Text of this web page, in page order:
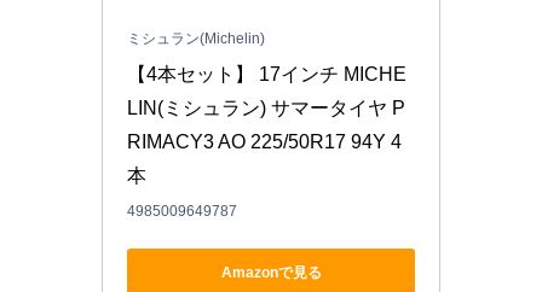
ミシュラン(Michelin)
【4本セット】 17インチ MICHE
LIN(ミシュラン) サマータイヤ P
RIMACY3 AO 225/50R17 94Y 4
本
4985009649787
Amazonで見る